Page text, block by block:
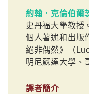
約翰．克倫伯
史丹福大學教授
個人著述和出版
絕非偶然》（
明尼蘇達大學、
譯者簡介